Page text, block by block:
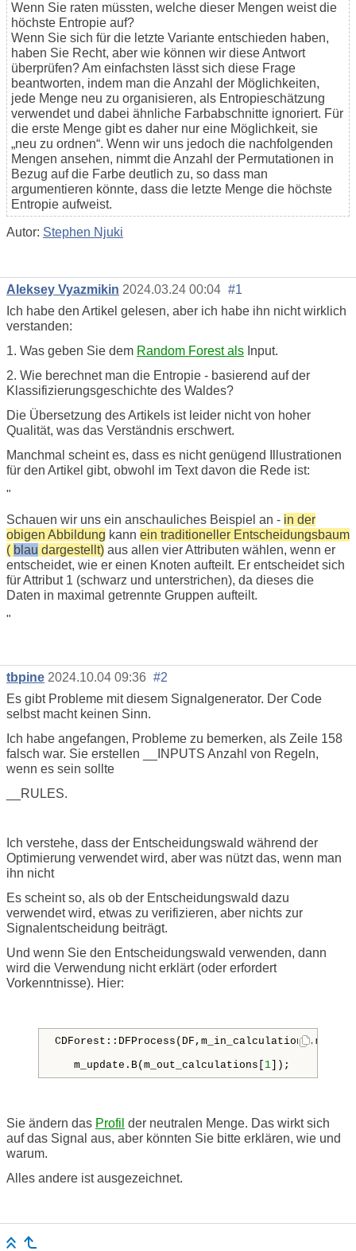
Wenn Sie raten müssten, welche dieser Mengen weist die
höchste Entropie auf?
Wenn Sie sich für die letzte Variante entschieden haben,
haben Sie Recht, aber wie können wir diese Antwort
überprüfen? Am einfachsten lässt sich diese Frage
beantworten, indem man die Anzahl der Möglichkeiten,
jede Menge neu zu organisieren, als Entropieschätzung
verwendet und dabei ähnliche Farbabschnitte ignoriert. Für
die erste Menge gibt es daher nur eine Möglichkeit, sie
„neu zu ordnen“. Wenn wir uns jedoch die nachfolgenden
Mengen ansehen, nimmt die Anzahl der Permutationen in
Bezug auf die Farbe deutlich zu, so dass man
argumentieren könnte, dass die letzte Menge die höchste
Entropie aufweist.
Autor: Stephen Njuki
Aleksey Vyazmikin 2024.03.24 00:04 #1
Ich habe den Artikel gelesen, aber ich habe ihn nicht wirklich
verstanden:
1. Was geben Sie dem Random Forest als Input.
2. Wie berechnet man die Entropie - basierend auf der
Klassifizierungsgeschichte des Waldes?
Die Übersetzung des Artikels ist leider nicht von hoher
Qualität, was das Verständnis erschwert.
Manchmal scheint es, dass es nicht genügend Illustrationen
für den Artikel gibt, obwohl im Text davon die Rede ist:
"
Schauen wir uns ein anschauliches Beispiel an - in der
obigen Abbildung kann ein traditioneller Entscheidungsbaum
( blau dargestellt) aus allen vier Attributen wählen, wenn er
entscheidet, wie er einen Knoten aufteilt. Er entscheidet sich
für Attribut 1 (schwarz und unterstrichen), da dieses die
Daten in maximal getrennte Gruppen aufteilt.
"
tbpine 2024.10.04 09:36 #2
Es gibt Probleme mit diesem Signalgenerator. Der Code
selbst macht keinen Sinn.
Ich habe angefangen, Probleme zu bemerken, als Zeile 158
falsch war. Sie erstellen __INPUTS Anzahl von Regeln,
wenn es sein sollte
__RULES.
Ich verstehe, dass der Entscheidungswald während der
Optimierung verwendet wird, aber was nützt das, wenn man
ihn nicht
Es scheint so, als ob der Entscheidungswald dazu
verwendet wird, etwas zu verifizieren, aber nichts zur
Signalentscheidung beiträgt.
Und wenn Sie den Entscheidungswald verwenden, dann
wird die Verwendung nicht erklärt (oder erfordert
Vorkenntnisse). Hier:
m_update.B(m_out_calculations[ 1 ]);
Sie ändern das Profil der neutralen Menge. Das wirkt sich
auf das Signal aus, aber könnten Sie bitte erklären, wie und
warum.
Alles andere ist ausgezeichnet.